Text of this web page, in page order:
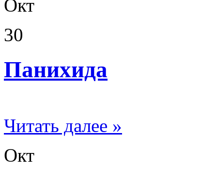
Окт
30
Панихида
Читать далее »
Окт